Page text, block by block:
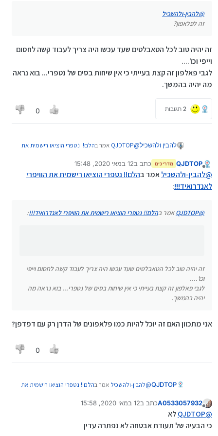
@להבין-ולהשכיל
זה לפלאפון?
זה יהיה טוב לכל הטאבלטים שעד עכשו היה צריך לעבוד קשה לחסום
וייפי וכו'....
לגבי פאלפון זה קצת בעייתי כי אין שיחות בסים של נטפרי... בוא נראה
מה יהיה בהמשך.
2 תגובות 0
להבין ולהשכיל@
QJDTOP אמר בהלם!! נטפרי הוציאו רישמית את
@להבין-ולהשכיל
נטפרי... בוא נראה מה יהיה בהמשך.
מנותק
QJDTOP מדריכים כתב ב12 במאי 2020, 15:48
נערך לאחרונה על ידי
@להבין-ולהשכילאמר בהלם!! נטפרי הוציאו רישמית את הוויפרי
לאנדרואיד!!!:
@
QJDTOPאמר בהלם!! נטפרי הוציאו רישמית את הוויפרי לאנדרואיד!!!:
זה יהיה טוב לכל הטאבלטים שעד עכשו היה צריך לעבוד קשה לחסום וייפי
וכו'....
לגבי פאלפון זה קצת בעייתי כי אין שיחות בסים של נטפרי... בוא נראה מה
יהיה בהמשך.
אני מתכוון האם זה יוכל להיות כמו פלאפונים של הדרן רק עם דפדפן?
0
QJDTOP
@להבין-ולהשכיל אמר בהלם!! נטפרי הוציאו רישמית את
אני מתכוון האם זה יוכל להיות כמו פלאפונים של הדרן רק
מנותק
A0533057932כתב ב12 במאי 2020, 15:58
נערך לאחרונה על ידי
@
QJDTOPלא
כי הבעיה של תעודת אבטחה לא נפתרה עדין